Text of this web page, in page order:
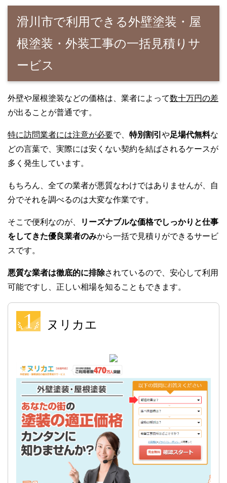
滑川市で利用できる外壁塗装・屋
根塗装・外装工事の一括見積りサ
ービス
外壁や屋根塗装などの価格は、業者によって数十万円の差
が出ることが普通です。
特に訪問業者には注意が必要で、 特別割引 や足場代無料な
どの言葉で、実際には安くない契約を結ばされるケースが
多く発生しています。
もちろん、全ての業者が悪質なわけではありませんが、自
分でそれを調べるのは大変な作業です。
そこで便利なのが、
リーズナブルな価格でしっかりと仕事
をしてきた優良業者のみから一括で見積りができるサービ
スです。
悪質な業者は徹底的に排除されているので、安心して利用
可能ですし、正しい相場を知ることもできます。
ヌリカエ